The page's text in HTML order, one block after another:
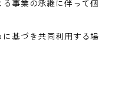
る事業の承継に伴って個
に基づき共同利用する場